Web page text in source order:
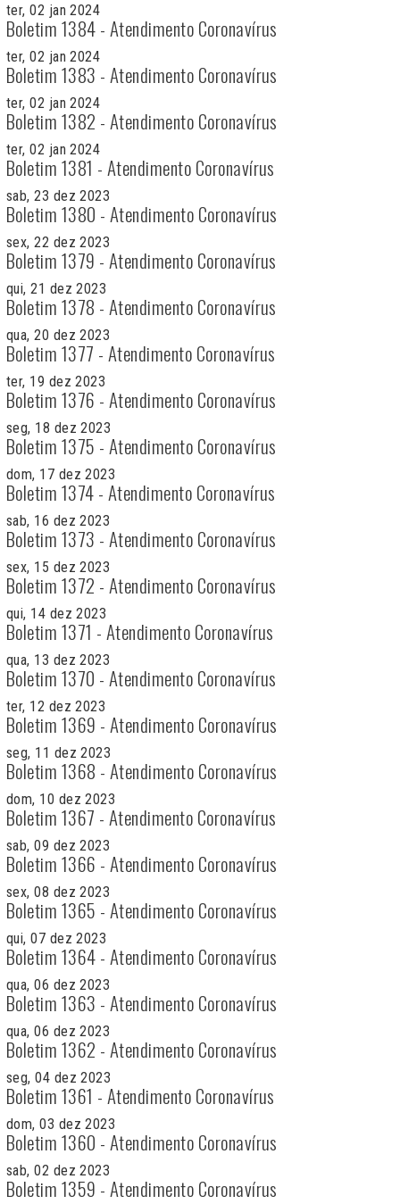
ter, 02 jan 2024
Boletim 1384 - Atendimento Coronavírus
ter, 02 jan 2024
Boletim 1383 - Atendimento Coronavírus
ter, 02 jan 2024
Boletim 1382 - Atendimento Coronavírus
ter, 02 jan 2024
Boletim 1381 - Atendimento Coronavírus
sab, 23 dez 2023
Boletim 1380 - Atendimento Coronavírus
sex, 22 dez 2023
Boletim 1379 - Atendimento Coronavírus
qui, 21 dez 2023
Boletim 1378 - Atendimento Coronavírus
qua, 20 dez 2023
Boletim 1377 - Atendimento Coronavírus
ter, 19 dez 2023
Boletim 1376 - Atendimento Coronavírus
seg, 18 dez 2023
Boletim 1375 - Atendimento Coronavírus
dom, 17 dez 2023
Boletim 1374 - Atendimento Coronavírus
sab, 16 dez 2023
Boletim 1373 - Atendimento Coronavírus
sex, 15 dez 2023
Boletim 1372 - Atendimento Coronavírus
qui, 14 dez 2023
Boletim 1371 - Atendimento Coronavírus
qua, 13 dez 2023
Boletim 1370 - Atendimento Coronavírus
ter, 12 dez 2023
Boletim 1369 - Atendimento Coronavírus
seg, 11 dez 2023
Boletim 1368 - Atendimento Coronavírus
dom, 10 dez 2023
Boletim 1367 - Atendimento Coronavírus
sab, 09 dez 2023
Boletim 1366 - Atendimento Coronavírus
sex, 08 dez 2023
Boletim 1365 - Atendimento Coronavírus
qui, 07 dez 2023
Boletim 1364 - Atendimento Coronavírus
qua, 06 dez 2023
Boletim 1363 - Atendimento Coronavírus
qua, 06 dez 2023
Boletim 1362 - Atendimento Coronavírus
seg, 04 dez 2023
Boletim 1361 - Atendimento Coronavírus
dom, 03 dez 2023
Boletim 1360 - Atendimento Coronavírus
sab, 02 dez 2023
Boletim 1359 - Atendimento Coronavírus